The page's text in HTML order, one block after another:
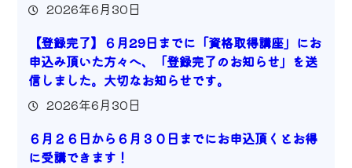
2026年6月30日
【登録完了】６月29日までに「資格取得講座」にお
申込み頂いた方々へ、「登録完了のお知らせ」を送
信しました。大切なお知らせです。
2026年6月30日
６月２６日から６月３０日までにお申込頂くとお得
に受講できます！